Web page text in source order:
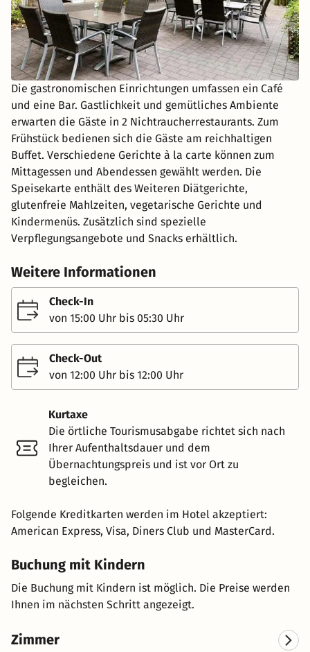
Die gastronomischen Einrichtungen umfassen ein Café
und eine Bar. Gastlichkeit und gemütliches Ambiente
erwarten die Gäste in 2 Nichtraucherrestaurants. Zum
Frühstück bedienen sich die Gäste am reichhaltigen
Buffet. Verschiedene Gerichte à la carte können zum
Mittagessen und Abendessen gewählt werden. Die
Speisekarte enthält des Weiteren Diätgerichte,
glutenfreie Mahlzeiten, vegetarische Gerichte und
Kindermenüs. Zusätzlich sind spezielle
Verpflegungsangebote und Snacks erhältlich.
Weitere Informationen
Check-In
von 15:00 Uhr bis 05:30 Uhr
Check-Out
von 12:00 Uhr bis 12:00 Uhr
Kurtaxe
Die örtliche Tourismusabgabe richtet sich nach
Ihrer Aufenthaltsdauer und dem
Übernachtungspreis und ist vor Ort zu
begleichen.
Folgende Kreditkarten werden im Hotel akzeptiert:
American Express, Visa, Diners Club und MasterCard.
Buchung mit Kindern
Die Buchung mit Kindern ist möglich. Die Preise werden
Ihnen im nächsten Schritt angezeigt.
Zimmer